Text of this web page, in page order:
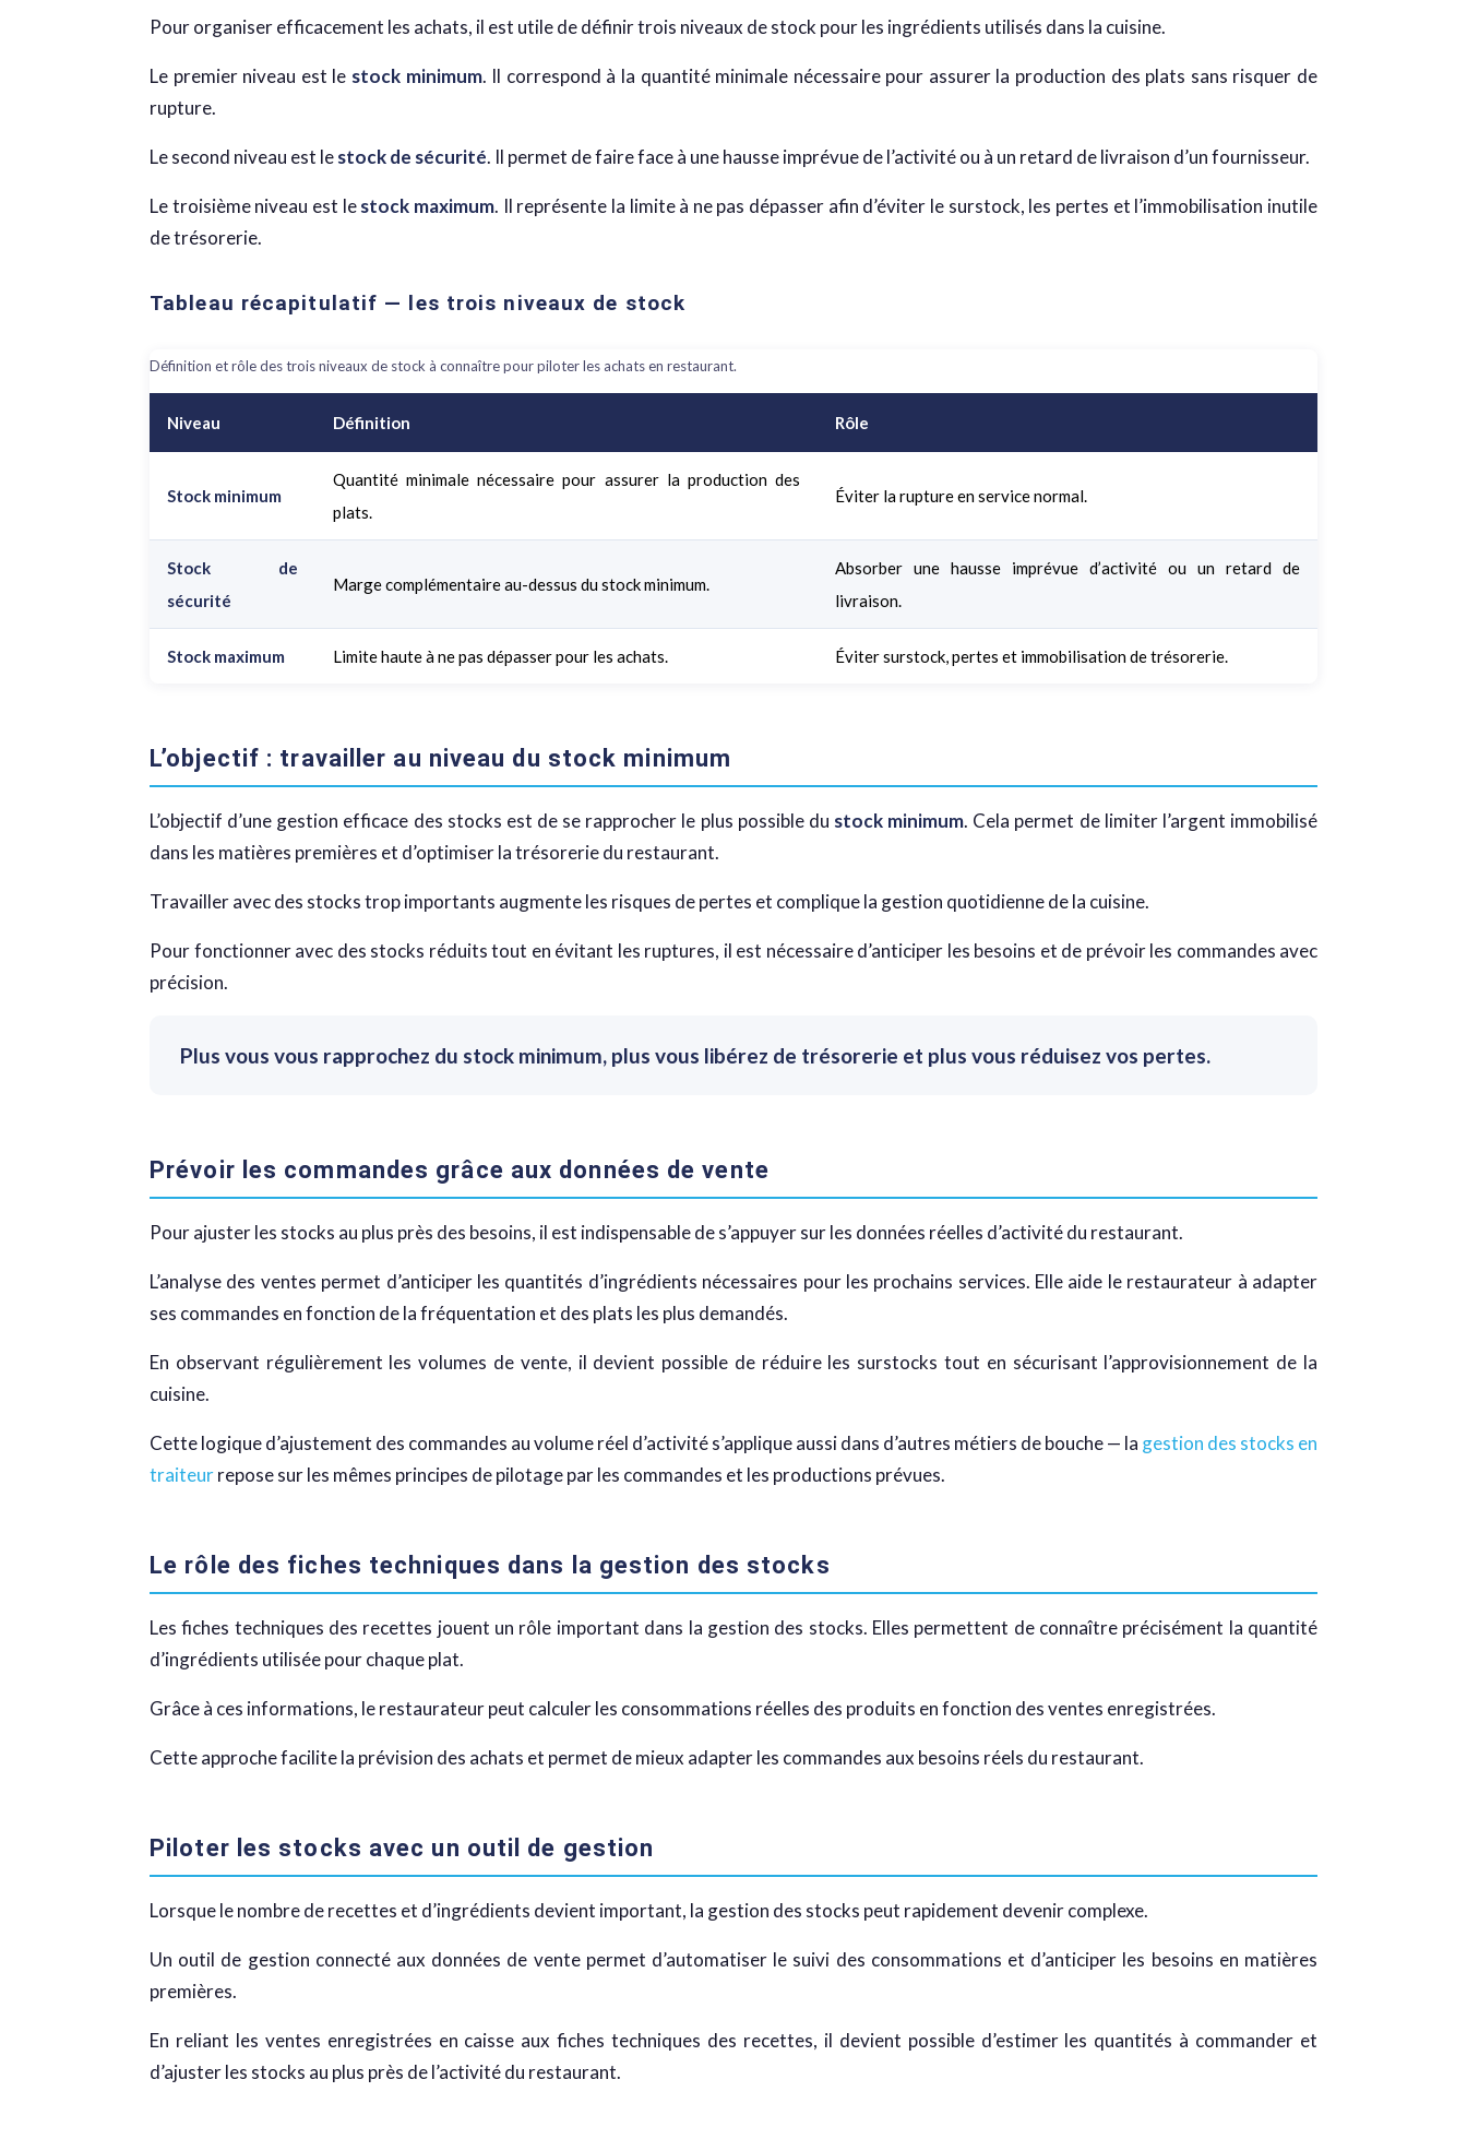
Pour organiser efficacement les achats, il est utile de définir trois niveaux de stock pour les ingrédients utilisés dans la cuisine.
Le premier niveau est le stock minimum. Il correspond à la quantité minimale nécessaire pour assurer la production des plats sans risquer de
rupture.
Le second niveau est lestock de sécurité. Il permet de faire face à une hausse imprévue de l’activité ou à un retard de livraison d’un fournisseur.
Le troisième niveau est lestock maximum. Il représente la limite à ne pas dépasser afin d’éviter le surstock, les pertes et l’immobilisation inutile
de trésorerie.
Tableau récapitulatif — les trois niveaux de stock
Définition et rôle des trois niveaux de stock à connaître pour piloter les achats en restaurant.
Niveau Définition Rôle
Stock minimum
Quantité minimale nécessaire pour assurer la production des
plats.
Éviter la rupture en service normal.
Stock de
sécurité
Marge complémentaire au-dessus du stock minimum.
Absorber une hausse imprévue d’activité ou un retard de
livraison.
Stock maximum Limite haute à ne pas dépasser pour les achats. Éviter surstock, pertes et immobilisation de trésorerie.
L’objectif : travailler au niveau du stock minimum
L’objectif d’une gestion efficace des stocks est de se rapprocher le plus possible du stock minimum. Cela permet de limiter l’argent immobilisé
dans les matières premières et d’optimiser la trésorerie du restaurant.
Travailler avec des stocks trop importants augmente les risques de pertes et complique la gestion quotidienne de la cuisine.
Pour fonctionner avec des stocks réduits tout en évitant les ruptures, il est nécessaire d’anticiper les besoins et de prévoir les commandes avec
précision.
Plus vous vous rapprochez du stock minimum, plus vous libérez de trésorerie et plus vous réduisez vos pertes.
Prévoir les commandes grâce aux données de vente
Pour ajuster les stocks au plus près des besoins, il est indispensable de s’appuyer sur les données réelles d’activité du restaurant.
L’analyse des ventes permet d’anticiper les quantités d’ingrédients nécessaires pour les prochains services. Elle aide le restaurateur à adapter
ses commandes en fonction de la fréquentation et des plats les plus demandés.
En observant régulièrement les volumes de vente, il devient possible de réduire les surstocks tout en sécurisant l’approvisionnement de la
cuisine.
Cette logique d’ajustement des commandes au volume réel d’activité s’applique aussi dans d’autres métiers de bouche — la gestion des stocks en
traiteurrepose sur les mêmes principes de pilotage par les commandes et les productions prévues.
Le rôle des fiches techniques dans la gestion des stocks
Les fiches techniques des recettes jouent un rôle important dans la gestion des stocks. Elles permettent de connaître précisément la quantité
d’ingrédients utilisée pour chaque plat.
Grâce à ces informations, le restaurateur peut calculer les consommations réelles des produits en fonction des ventes enregistrées.
Cette approche facilite la prévision des achats et permet de mieux adapter les commandes aux besoins réels du restaurant.
Piloter les stocks avec un outil de gestion
Lorsque le nombre de recettes et d’ingrédients devient important, la gestion des stocks peut rapidement devenir complexe.
Un outil de gestion connecté aux données de vente permet d’automatiser le suivi des consommations et d’anticiper les besoins en matières
premières.
En reliant les ventes enregistrées en caisse aux fiches techniques des recettes, il devient possible d’estimer les quantités à commander et
d’ajuster les stocks au plus près de l’activité du restaurant.